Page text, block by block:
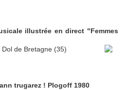
illustrée en direct "Femmes
Dol de Bretagne (35)
trugarez ! Plogoff 1980